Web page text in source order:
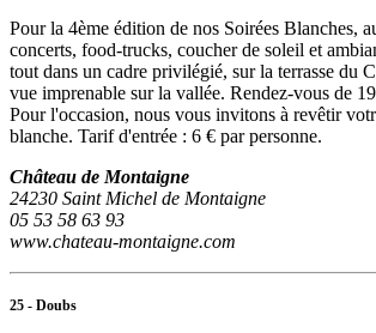
Pour la 4ème édition de nos Soirées Blanches,
concerts, food-trucks, coucher de soleil et
tout dans un cadre privilégié, sur la terrasse du
vue imprenable sur la vallée. Rendez-vous de
Pour l'occasion, nous vous invitons à revêtir
blanche. Tarif d'entrée : 6 € par personne.
Château de Montaigne
24230 Saint Michel de Montaigne
05 53 58 63 93
www.chateau-montaigne.com
25 - Doubs